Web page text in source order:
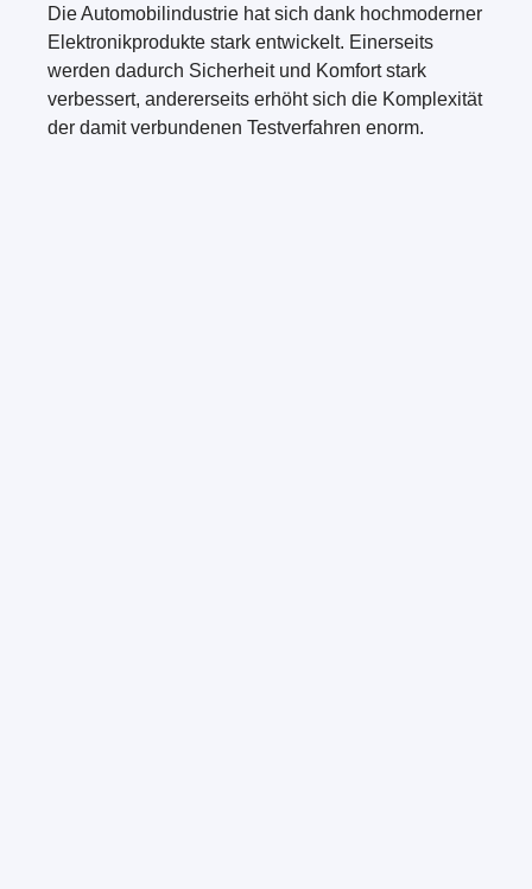
Die Automobilindustrie hat sich dank hochmoderner
Elektronikprodukte stark entwickelt. Einerseits
werden dadurch Sicherheit und Komfort stark
verbessert, andererseits erhöht sich die Komplexität
der damit verbundenen Testverfahren enorm.